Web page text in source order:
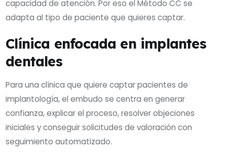
capacidad de atención. Por eso el Método CC se
adapta al tipo de paciente que quieres captar.
Clínica enfocada en implantes
dentales
Para una clínica que quiere captar pacientes de
implantología, el embudo se centra en generar
confianza, explicar el proceso, resolver objeciones
iniciales y conseguir solicitudes de valoración con
seguimiento automatizado.